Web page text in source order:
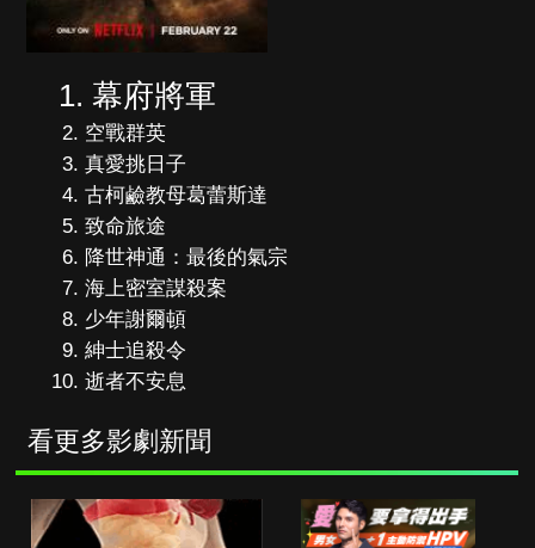
幕府將軍
空戰群英
真愛挑日子
古柯鹼教母葛蕾斯達
致命旅途
降世神通：最後的氣宗
海上密室謀殺案
少年謝爾頓
紳士追殺令
逝者不安息
看更多影劇新聞